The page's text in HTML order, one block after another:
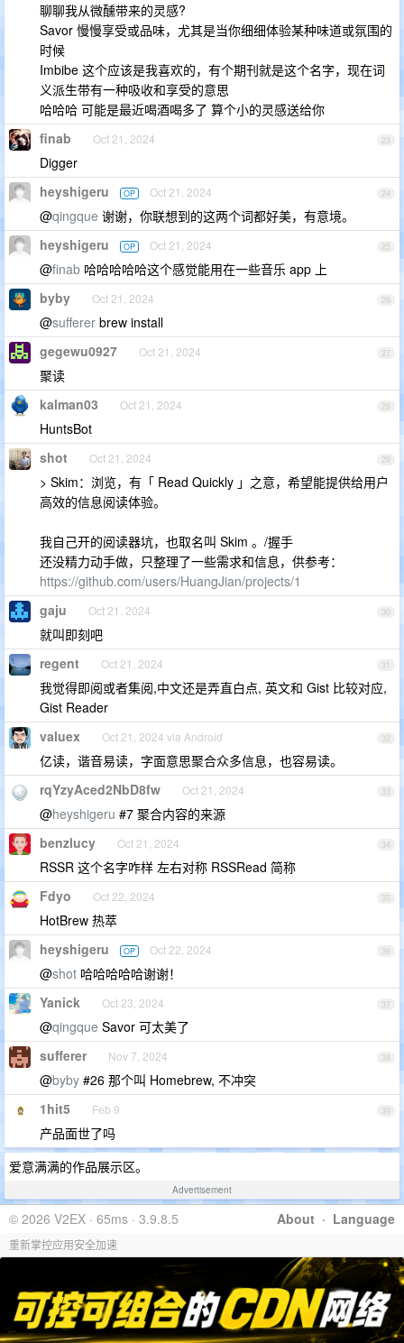
聊聊我从微醺带来的灵感?
Savor 慢慢享受或品味，尤其是当你细细体验某种味道或氛围的
时候
Imbibe 这个应该是我喜欢的，有个期刊就是这个名字，现在词
义派生带有一种吸收和享受的意思
哈哈哈 可能是最近喝酒喝多了 算个小的灵感送给你
23
finab Oct 21, 2024
Digger
24
heyshigeru OP Oct 21, 2024
@qingque 谢谢，你联想到的这两个词都好美，有意境。
25
heyshigeru OP Oct 21, 2024
@finab 哈哈哈哈哈这个感觉能用在一些音乐 app 上
26
byby Oct 21, 2024
@sufferer brew install
27
gegewu0927 Oct 21, 2024
聚读
28
kalman03 Oct 21, 2024
HuntsBot
29
shot Oct 21, 2024
> Skim：浏览，有「 Read Quickly 」之意，希望能提供给用户
高效的信息阅读体验。
我自己开的阅读器坑，也取名叫 Skim 。/握手
还没精力动手做，只整理了一些需求和信息，供参考：
https://github.com/users/HuangJian/projects/1
30
gaju Oct 21, 2024
就叫即刻吧
31
regent Oct 21, 2024
我觉得即阅或者集阅,中文还是弄直白点, 英文和 Gist 比较对应,
Gist Reader
32
valuex Oct 21, 2024 via Android
亿读，谐音易读，字面意思聚合众多信息，也容易读。
33
rqYzyAced2NbD8fw Oct 21, 2024
@heyshigeru #7 聚合内容的来源
34
benzlucy Oct 21, 2024
RSSR 这个名字咋样 左右对称 RSSRead 简称
35
Fdyo Oct 22, 2024
HotBrew 热萃
36
heyshigeru OP Oct 22, 2024
@shot 哈哈哈哈哈谢谢！
37
Yanick Oct 23, 2024
@qingque Savor 可太美了
38
sufferer Nov 7, 2024
@byby #26 那个叫 Homebrew, 不冲突
39
1hit5 Feb 9
产品面世了吗
爱意满满的作品展示区。
Advertisement
About · Language
© 2026 V2EX · 65ms · 3.9.8.5
重新掌控应用安全加速